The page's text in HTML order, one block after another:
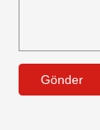
Gönder